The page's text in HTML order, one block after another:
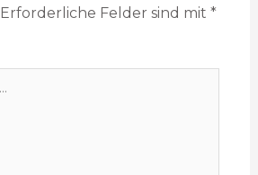
Erforderliche Felder sind mit *